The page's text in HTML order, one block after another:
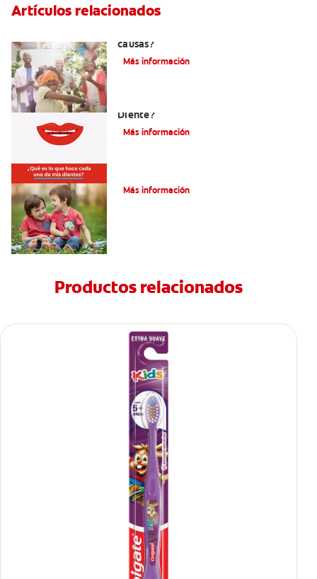
Artículos relacionados
causas?
Más información
Diente?
Más información
Más información
Productos relacionados